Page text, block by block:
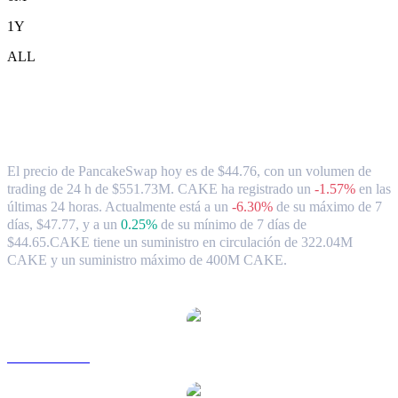
1Y
ALL
El precio de PancakeSwap hoy es de $44.76, con un volumen de
trading de 24 h de $551.73M. CAKE ha registrado un -1.57% en las
últimas 24 horas. Actualmente está a un -6.30% de su máximo de 7
días, $47.77, y a un 0.25% de su mínimo de 7 días de
$44.65.CAKE tiene un suministro en circulación de 322.04M
CAKE y un suministro máximo de 400M CAKE.